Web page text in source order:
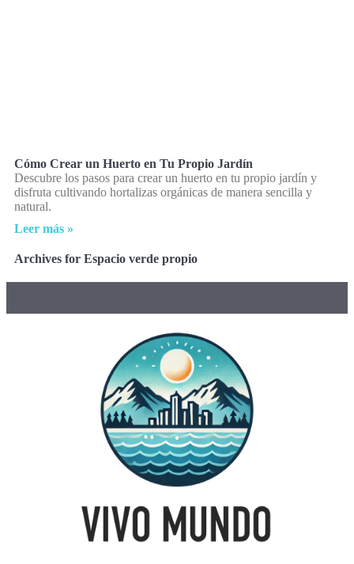
Cómo Crear un Huerto en Tu Propio Jardín
Descubre los pasos para crear un huerto en tu propio jardín y
disfruta cultivando hortalizas orgánicas de manera sencilla y
natural.
Leer más »
Archives for Espacio verde propio